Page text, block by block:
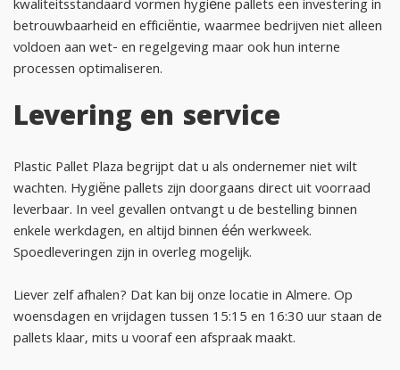
kwaliteitsstandaard vormen hygiëne pallets een investering in
betrouwbaarheid en efficiëntie, waarmee bedrijven niet alleen
voldoen aan wet- en regelgeving maar ook hun interne
processen optimaliseren.
Levering en service
Plastic Pallet Plaza begrijpt dat u als ondernemer niet wilt
wachten. Hygiëne pallets zijn doorgaans direct uit voorraad
leverbaar. In veel gevallen ontvangt u de bestelling binnen
enkele werkdagen, en altijd binnen één werkweek.
Spoedleveringen zijn in overleg mogelijk.
Liever zelf afhalen? Dat kan bij onze locatie in Almere. Op
woensdagen en vrijdagen tussen 15:15 en 16:30 uur staan de
pallets klaar, mits u vooraf een afspraak maakt.